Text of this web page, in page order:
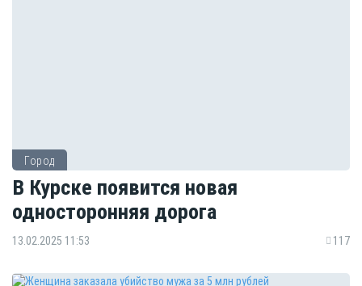
Город
В Курске появится новая
односторонняя дорога
13.02.2025 11:53 117